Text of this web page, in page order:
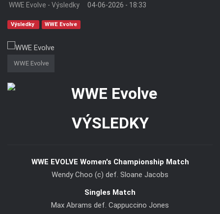
WWE Evolve - Výsledky 04-06-2026 - 18:33
Výsledky WWE Evolve
WWE Evolve
VÝSLEDKY
WWE EVOLVE Women's Championship Match
Wendy Choo (c) def. Sloane Jacobs
Singles Match
Max Abrams def. Cappuccino Jones